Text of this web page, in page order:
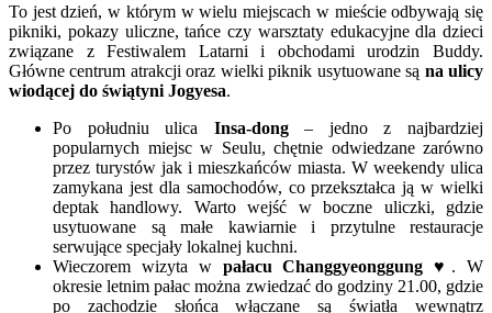
To jest dzień, w którym w wielu miejscach w mieście odbywają się
pikniki, pokazy uliczne, tańce czy warsztaty edukacyjne dla dzieci
związane z Festiwalem Latarni i obchodami urodzin Buddy.
Główne centrum atrakcji oraz wielki piknik usytuowane są na ulicy
wiodącej do świątyni Jogyesa.
Po południu ulica Insa-dong– jedno z najbardziej
popularnych miejsc w Seulu, chętnie odwiedzane zarówno
przez turystów jak i mieszkańców miasta. W weekendy ulica
zamykana jest dla samochodów, co przekształca ją w wielki
deptak handlowy. Warto wejść w boczne uliczki, gdzie
usytuowane są małe kawiarnie i przytulne restauracje
serwujące specjały lokalnej kuchni.
Wieczorem wizyta w pałacu Changgyeonggung ♥. W
okresie letnim pałac można zwiedzać do godziny 21.00, gdzie
po zachodzie słońca włączane są światła wewnątrz